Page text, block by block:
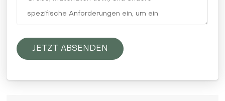
JETZT ABSENDEN